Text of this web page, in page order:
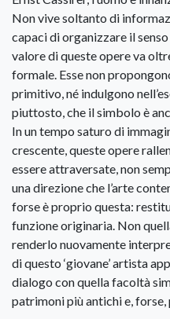
Non vive soltanto di
capaci di organizzare il
valore di queste opere va
formale. Esse non
primitivo, né indulgono
piuttosto, che il simbolo è
In un tempo saturo di
crescente, queste opere
essere attraversate, non
una direzione che l’arte
forse è proprio questa:
funzione originaria. Non
renderlo nuovamente
di questo ‘giovane’ artista
dialogo con quella facoltà
patrimoni più antichi e, forse,